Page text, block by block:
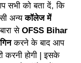
सभी को बता दें, कि
अन्यकॉलेज में
से OFSS Bihar
करने के बाद आप
करनी होगी | इसके